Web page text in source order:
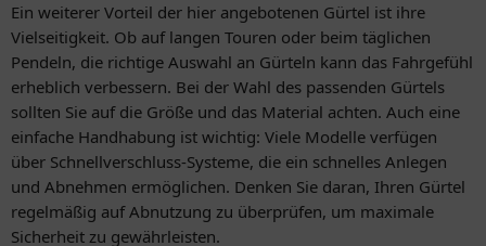
Ein weiterer Vorteil der hier angebotenen Gürtel ist ihre
Vielseitigkeit. Ob auf langen Touren oder beim täglichen
Pendeln, die richtige Auswahl an Gürteln kann das Fahrgefühl
erheblich verbessern. Bei der Wahl des passenden Gürtels
sollten Sie auf die Größe und das Material achten. Auch eine
einfache Handhabung ist wichtig: Viele Modelle verfügen
über Schnellverschluss-Systeme, die ein schnelles Anlegen
und Abnehmen ermöglichen. Denken Sie daran, Ihren Gürtel
regelmäßig auf Abnutzung zu überprüfen, um maximale
Sicherheit zu gewährleisten.